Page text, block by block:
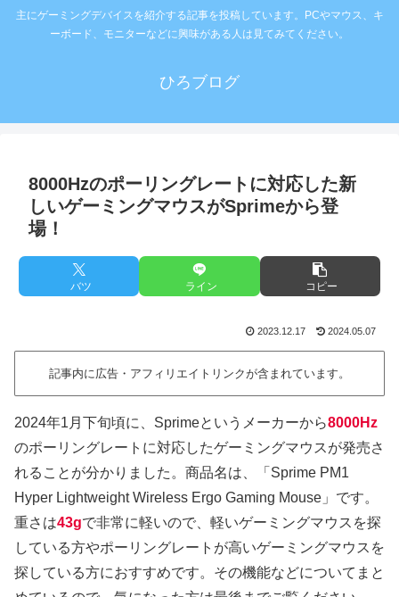
主にゲーミングデバイスを紹介する記事を投稿しています。PCやマウス、キ
ーボード、モニターなどに興味がある人は見てみてください。
ひろブログ
8000Hzのポーリングレートに対応した新
しいゲーミングマウスがSprimeから登
場！
バツ ライン コピー
2023.12.17 2024.05.07
記事内に広告・アフィリエイトリンクが含まれています。
2024年1月下旬頃に、Sprimeというメーカーから8000Hz
のポーリングレートに対応したゲーミングマウスが発売さ
れることが分かりました。商品名は、「Sprime PM1
Hyper Lightweight Wireless Ergo Gaming Mouse」です。
重さは43gで非常に軽いので、軽いゲーミングマウスを探
している方やポーリングレートが高いゲーミングマウスを
探している方におすすめです。その機能などについてまと